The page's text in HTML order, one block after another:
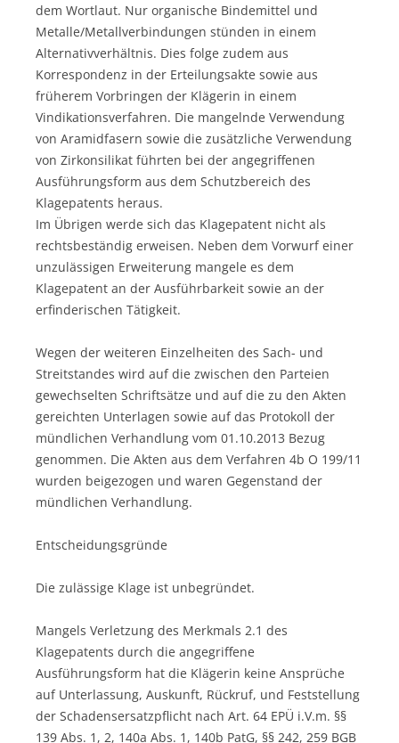
dem Wortlaut. Nur organische Bindemittel und
Metalle/Metallverbindungen stünden in einem
Alternativverhältnis. Dies folge zudem aus
Korrespondenz in der Erteilungsakte sowie aus
früherem Vorbringen der Klägerin in einem
Vindikationsverfahren. Die mangelnde Verwendung
von Aramidfasern sowie die zusätzliche Verwendung
von Zirkonsilikat führten bei der angegriffenen
Ausführungsform aus dem Schutzbereich des
Klagepatents heraus.
Im Übrigen werde sich das Klagepatent nicht als
rechtsbeständig erweisen. Neben dem Vorwurf einer
unzulässigen Erweiterung mangele es dem
Klagepatent an der Ausführbarkeit sowie an der
erfinderischen Tätigkeit.
Wegen der weiteren Einzelheiten des Sach- und
Streitstandes wird auf die zwischen den Parteien
gewechselten Schriftsätze und auf die zu den Akten
gereichten Unterlagen sowie auf das Protokoll der
mündlichen Verhandlung vom 01.10.2013 Bezug
genommen. Die Akten aus dem Verfahren 4b O 199/11
wurden beigezogen und waren Gegenstand der
mündlichen Verhandlung.
Entscheidungsgründe
Die zulässige Klage ist unbegründet.
Mangels Verletzung des Merkmals 2.1 des
Klagepatents durch die angegriffene
Ausführungsform hat die Klägerin keine Ansprüche
auf Unterlassung, Auskunft, Rückruf, und Feststellung
der Schadensersatzpflicht nach Art. 64 EPÜ i.V.m. §§
139 Abs. 1, 2, 140a Abs. 1, 140b PatG, §§ 242, 259 BGB